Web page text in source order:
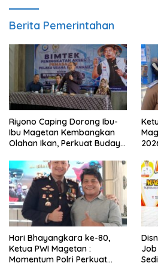
Berita Pemerintahan
Riyono Caping Dorong Ibu-
Ibu Magetan Kembangkan
Olahan Ikan, Perkuat Budaya
Hari Bhayangkara ke-80,
Ketua PWI Magetan :
Momentum Polri Perkuat